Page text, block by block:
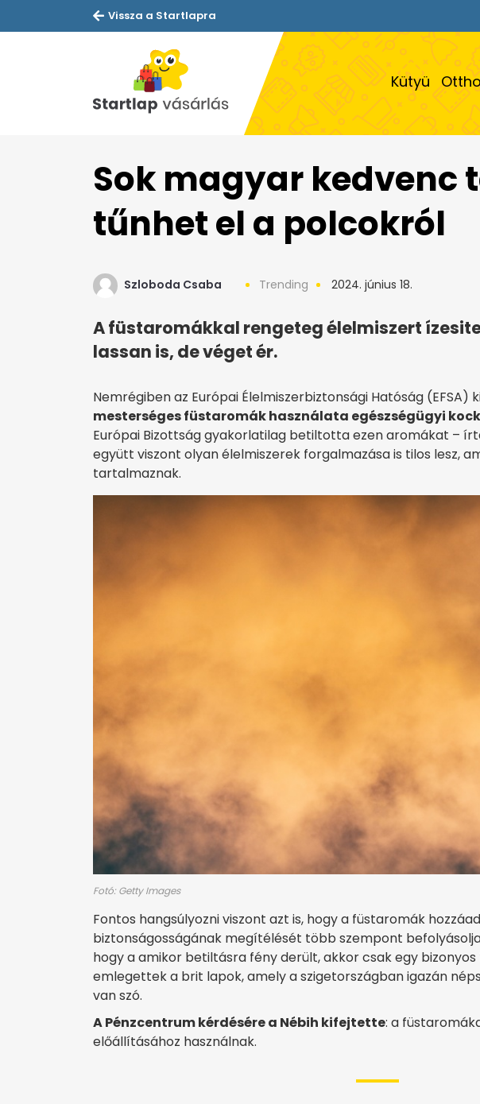
Vissza a Startlapra
Kütyü
Sok magyar kedvenc
tűnhet el a polcokról
Szloboda Csaba Trending 2024. június 18.
A füstaromákkal rengeteg élelmiszert
lassan is, de véget ér.
Nemrégiben az Európai Élelmiszerbiztonsági Hatóság (EFSA)
mesterséges füstaromák használata egészségügyi
Európai Bizottság gyakorlatilag betiltotta ezen aromákat –
együtt viszont olyan élelmiszerek forgalmazása is tilos lesz,
tartalmaznak.
Fotó: Getty Images
Fontos hangsúlyozni viszont azt is, hogy a füstaromák
biztonságosságának megítélését több szempont
hogy a amikor betiltásra fény derült, akkor csak egy
emlegettek a brit lapok, amely a szigetországban igazán
van szó.
A Pénzcentrum kérdésére a Nébih kifejtette: a
előállításához használnak.